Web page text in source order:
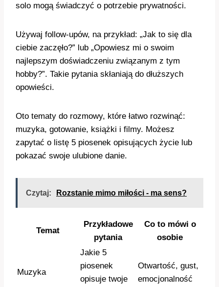
solo mogą świadczyć o potrzebie prywatności.
Używaj follow-upów, na przykład: „Jak to się dla
ciebie zaczęło?” lub „Opowiesz mi o swoim
najlepszym doświadczeniu związanym z tym
hobby?”. Takie pytania skłaniają do dłuższych
opowieści.
Oto tematy do rozmowy, które łatwo rozwinąć:
muzyka, gotowanie, książki i filmy. Możesz
zapytać o listę 5 piosenek opisujących życie lub
pokazać swoje ulubione danie.
Czytaj: Rozstanie mimo miłości - ma sens?
Temat
Przykładowe
pytania
Co to mówi o
osobie
Muzyka
Jakie 5
piosenek
opisuje twoje
Otwartość, gust,
emocjonalność